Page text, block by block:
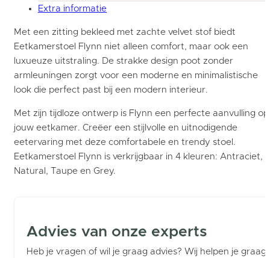
Extra informatie
Met een zitting bekleed met zachte velvet stof biedt
Eetkamerstoel Flynn niet alleen comfort, maar ook een
luxueuze uitstraling. De strakke design poot zonder
armleuningen zorgt voor een moderne en minimalistische
look die perfect past bij een modern interieur.
Met zijn tijdloze ontwerp is Flynn een perfecte aanvulling op
jouw eetkamer. Creëer een stijlvolle en uitnodigende
eetervaring met deze comfortabele en trendy stoel.
Eetkamerstoel Flynn is verkrijgbaar in 4 kleuren: Antraciet,
Natural, Taupe en Grey.
Advies van onze experts
Heb je vragen of wil je graag advies? Wij helpen je graag